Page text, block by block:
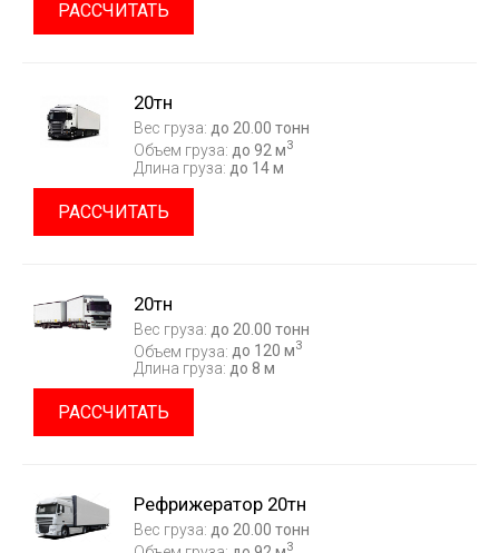
РАССЧИТАТЬ
20тн
Вес груза: до 20.00 тонн
Объем груза: до 92 м3
Длина груза: до 14 м
РАССЧИТАТЬ
20тн
Вес груза: до 20.00 тонн
Объем груза: до 120 м3
Длина груза: до 8 м
РАССЧИТАТЬ
Рефрижератор 20тн
Вес груза: до 20.00 тонн
3